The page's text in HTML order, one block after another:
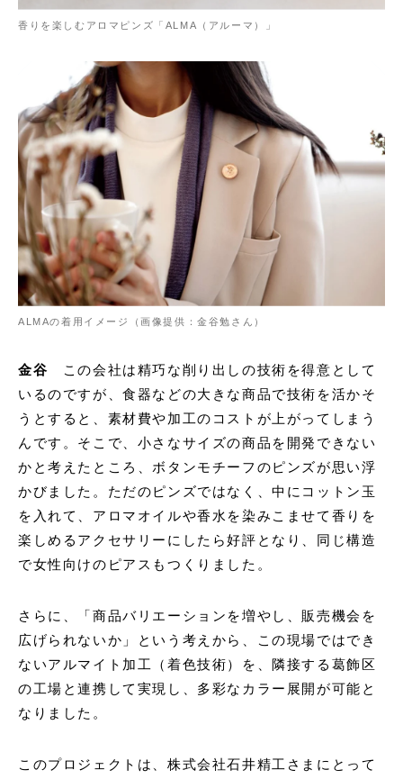
香りを楽しむアロマピンズ「ALMA（アルーマ）」
ALMAの着用イメージ（画像提供：金谷勉さん）
金谷
この会社は精巧な削り出しの技術を得意として
いるのですが、食器などの大きな商品で技術を活かそ
うとすると、素材費や加工のコストが上がってしまう
んです。そこで、小さなサイズの商品を開発できない
かと考えたところ、ボタンモチーフのピンズが思い浮
かびました。ただのピンズではなく、中にコットン玉
を入れて、アロマオイルや香水を染みこませて香りを
楽しめるアクセサリーにしたら好評となり、同じ構造
で女性向けのピアスもつくりました。
さらに、「商品バリエーションを増やし、販売機会を
広げられないか」という考えから、この現場ではでき
ないアルマイト加工（着色技術）を、隣接する葛飾区
の工場と連携して実現し、多彩なカラー展開が可能と
なりました。
このプロジェクトは、株式会社石井精工さまにとって